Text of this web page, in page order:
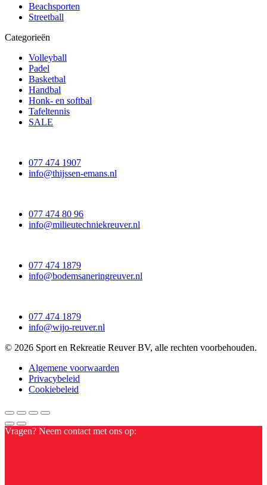
Beachsporten
Streetball
Categorieën
Volleyball
Padel
Basketbal
Handbal
Honk- en softbal
Tafeltennis
SALE
077 474 1907
info@thijssen-emans.nl
077 474 80 96
info@milieutechniekreuver.nl
077 474 1879
info@bodemsaneringreuver.nl
077 474 1879
info@wijo-reuver.nl
© 2026 Sport en Rekreatie Reuver BV, alle rechten voorbehouden.
Algemene voorwaarden
Privacybeleid
Cookiebeleid
Vragen? Neem contact met ons op: